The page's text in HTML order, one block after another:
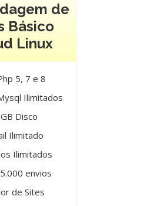
de
Básico
Linux
5, 7 e 8
Ilimitados
Disco
Ilimitado
Ilimitados
envios
de Sites